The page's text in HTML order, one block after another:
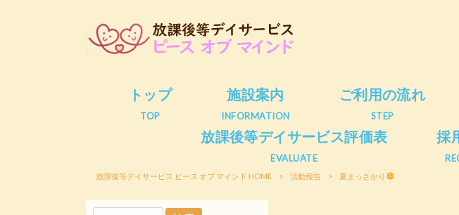
トップ
TOP
施設案内
INFORMATION
ご利用の流れ
STEP
放課後等デイサービス評価表
EVALUATE
採
放課後等デイサービス ピース オブ マインド HOME > 活動報告 > 夏まっさかり